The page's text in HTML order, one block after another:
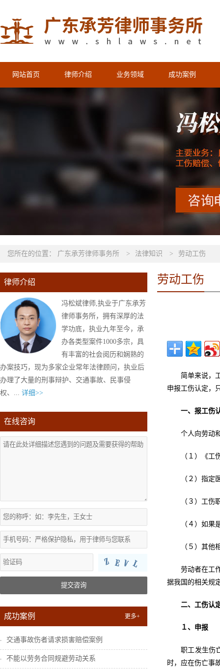
网站首页 律师介绍 业务领域 成功案例
您所在的位置： 广东承芳律师事务所 > 法律知识 > 劳动工伤
律师介绍
冯松斌律师,执业于广东承芳
律师事务所，拥有深厚的法
学功底，执业九年至今，承
办各类型案件1000多宗，具
有丰富的社会阅历和娴熟的
办案技巧，现为多家企业常年法律顾问，执业后
办理了大量的刑事辩护、交通事故、民事侵
权、... 详细>>
在线咨询
提交咨询
成功案例 更多+
交通事故伤者请求损害赔偿案例
不能以劳务合同规避劳动关系
劳动工伤
简单来说，
申报工伤认定，
一、报工伤
个人向劳动
（１）《
（２）指
（３）工伤
（４）如果
（５）其他
劳动者在工
据我国的相关规
二、工伤认
１、申报
职工发生伤
时，应在伤亡事